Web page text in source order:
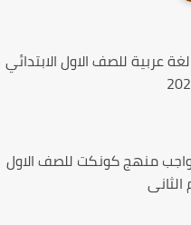
عربية للصف الاول الابتدائي
منهج كونكت للصف الاول